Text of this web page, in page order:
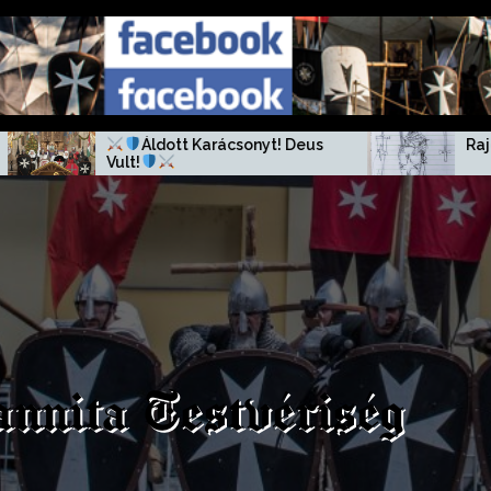
Deus
Rajongói rajz, Tokaj július 5.
Testvériség